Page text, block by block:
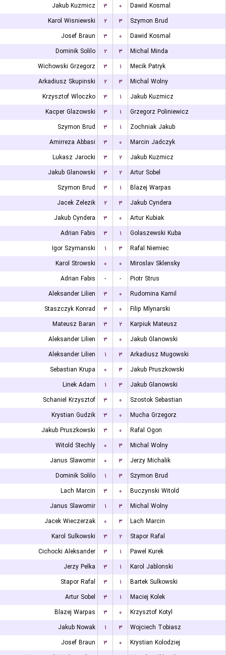
Jakub Kuzmicz
۳ ۰
Dawid Kosmal
Karol Wisniewski
۲ ۳
Szymon Brud
Josef Braun
۳ ۰
Dawid Kosmal
Dominik Solilo
۲ ۳
Michal Minda
Wichowski Grzegorz
۳ ۱
Mecik Patryk
Arkadiusz Skupinski
۲ ۳
Michal Wolny
Krzysztof Wloczko
۳ ۱
Jakub Kuzmicz
Kacper Glazowski
۳ ۱
Grzegorz Poliniewicz
Szymon Brud
۳ ۱
Zochniak Jakub
Amirreza Abbasi
۳ ۰
Marcin Jadczyk
Lukasz Jarocki
۳ ۲
Jakub Kuzmicz
Jakub Glanowski
۳ ۲
Artur Sobel
Szymon Brud
۳ ۱
Blazej Warpas
Jacek Zelezik
۲ ۳
Jakub Cyndera
Jakub Cyndera
۳ ۰
Artur Kubiak
Adrian Fabis
۳ ۱
Golaszewski Kuba
Igor Szymanski
۱ ۳
Rafal Niemiec
Karol Strowski
۰ ۰
Miroslav Sklensky
Adrian Fabis
- -
Piotr Strus
Aleksander Lilien
۳ ۰
Rudomina Kamil
Staszczyk Konrad
۳ ۰
Filip Mlynarski
Mateusz Baran
۳ ۲
Karpiuk Mateusz
Aleksander Lilien
۳ ۰
Jakub Glanowski
Aleksander Lilien
۱ ۳
Arkadiusz Mugowski
Sebastian Krupa
۰ ۳
Jakub Pruszkowski
Linek Adam
۱ ۳
Jakub Glanowski
Schaniel Krzysztof
۳ ۰
Szostok Sebastian
Krystian Gudzik
۳ ۰
Mucha Grzegorz
Jakub Pruszkowski
۳ ۰
Rafal Ogon
Witold Stechly
۰ ۳
Michal Wolny
Janus Slawomir
۰ ۳
Jerzy Michalik
Dominik Solilo
۱ ۳
Szymon Brud
Lach Marcin
۳ ۰
Buczynski Witold
Janus Slawomir
۱ ۳
Michal Wolny
Jacek Wieczerzak
۰ ۳
Lach Marcin
Karol Sulkowski
۳ ۲
Stapor Rafal
Cichocki Aleksander
۳ ۱
Pawel Kurek
Jerzy Pelka
۳ ۱
Karol Jablonski
Stapor Rafal
۳ ۱
Bartek Sulkowski
Artur Sobel
۳ ۱
Maciej Kolek
Blazej Warpas
۳ ۰
Krzysztof Kotyl
Jakub Nowak
۱ ۳
Wojciech Tobiasz
Josef Braun
۳ ۰
Krystian Kolodziej